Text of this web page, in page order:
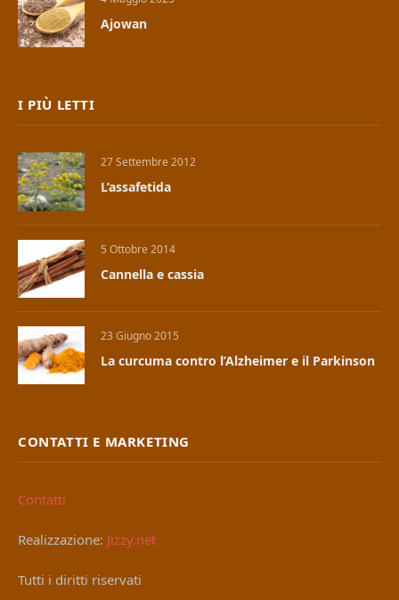
Ajowan
I PIÙ LETTI
27 Settembre 2012
L’assafetida
5 Ottobre 2014
Cannella e cassia
23 Giugno 2015
La curcuma contro l’Alzheimer e il Parkinson
CONTATTI E MARKETING
Contatti
Realizzazione: Jizzy.net
Tutti i diritti riservati